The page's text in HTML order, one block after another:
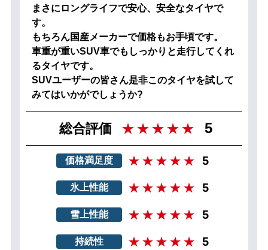
まさにロングライフで安心、安全なタイヤで
す。
もちろん国産メーカーで価格もお手頃です。
車重が重いSUV車でもしっかりと走行してくれ
るタイヤです。
SUVユーザーの皆さん是非このタイヤを試して
みてはいかがでしょうか?
総合評価 5
価格満足度 5
氷上性能 5
雪上性能 5
持続性 5